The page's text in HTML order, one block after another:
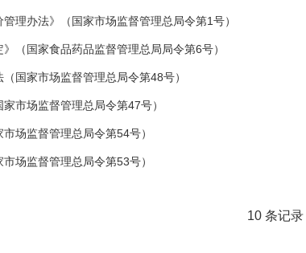
理办法》（国家市场监督管理总局令第1号）
（国家食品药品监督管理总局局令第6号）
国家市场监督管理总局令第48号）
市场监督管理总局令第47号）
场监督管理总局令第54号）
场监督管理总局令第53号）
10 条记